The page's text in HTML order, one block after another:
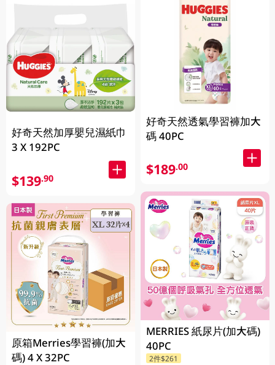
好奇天然加厚嬰兒濕紙巾
3 X 192PC
$139.90
原箱Merries學習褲(加大
碼) 4 X 32PC
好奇天然透氣學習褲加大
碼 40PC
$189.00
MERRIES 紙尿片(加大碼)
40PC
2件$261